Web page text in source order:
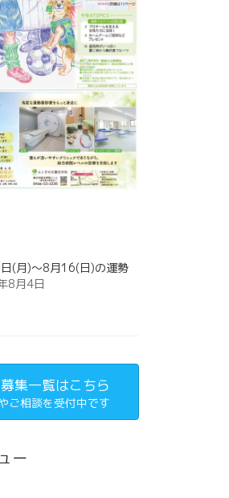
(月)～8月16(日)の運勢
8月4日
集一覧はこちら
ご相談を受付中です
ー